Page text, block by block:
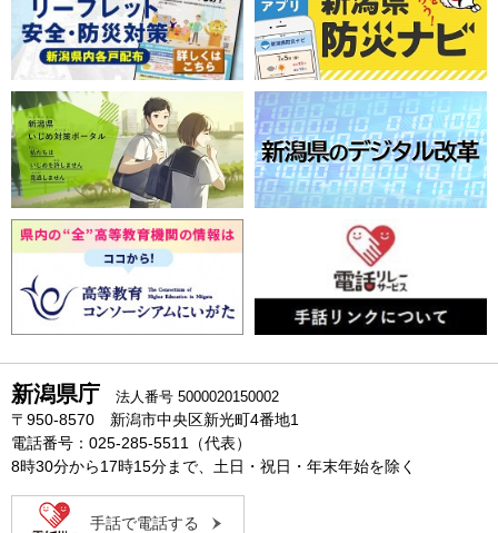
新潟県庁 法人番号 5000020150002
〒950-8570 新潟市中央区新光町4番地1
電話番号：025-285-5511（代表）
8時30分から17時15分まで、土日・祝日・年末年始を除く
手話で電話する